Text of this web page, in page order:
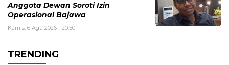
Anggota Dewan Soroti Izin
Operasional Bajawa
Kamis, 6 Agu 2026 - 20:50
TRENDING